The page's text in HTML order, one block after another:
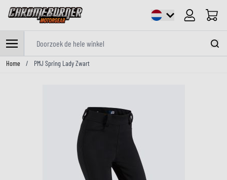
Cart
Ga naar de inhoud
Home / PMJ Spring Lady Zwart